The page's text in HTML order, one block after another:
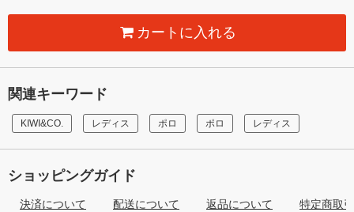
カートに入れる
関連キーワード
KIWI&CO. レディス ポロ ポロ レディス
ショッピングガイド
決済について 配送について 返品について 特定商取